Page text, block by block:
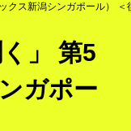
クス新潟シンガポール） ＜
」 第5
ガポー